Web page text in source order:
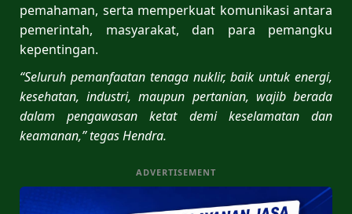
pemahaman, serta memperkuat komunikasi antara
pemerintah, masyarakat, dan para pemangku
kepentingan.
“Seluruh pemanfaatan tenaga nuklir, baik untuk energi,
kesehatan, industri, maupun pertanian, wajib berada
dalam pengawasan ketat demi keselamatan dan
keamanan,” tegas Hendra.
ADVERTISEMENT